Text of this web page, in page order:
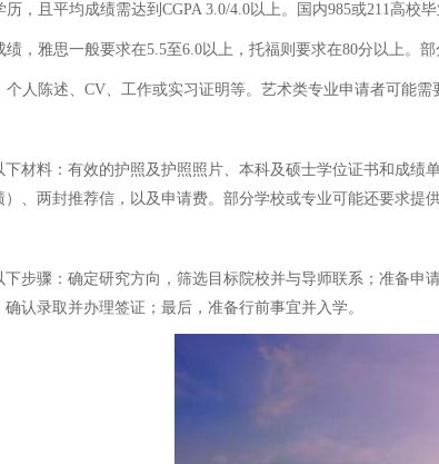
，且平均成绩需达到CGPA 3.0/4.0以上。国内985或211高校
，雅思一般要求在5.5至6.0以上，托福则要求在80分以上。部
人陈述、CV、工作或实习证明等。艺术类专业申请者可能需
材料：有效的护照及护照照片、本科及硕士学位证书和成绩
、两封推荐信，以及申请费。部分学校或专业可能还要求提
步骤：确定研究方向，筛选目标院校并与导师联系；准备
认录取并办理签证；最后，准备行前事宜并入学。